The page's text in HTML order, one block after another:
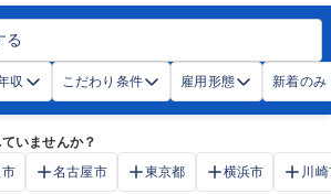
る
収 こだわり条件 雇用形態 新着のみ
いませんか？
名古屋市 東京都 横浜市 川